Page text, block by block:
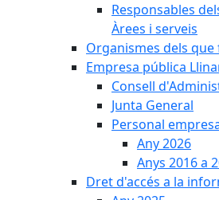
Responsables
Àrees i serveis
Organismes dels
Empresa pública
Consell
Junta General
Personal
Any 2026
Anys 2016 a
Dret d'accés a la